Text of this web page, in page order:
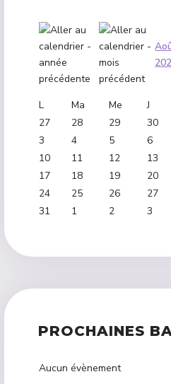
L Ma Me J
27
28 29 30
3
4 5 6
10
11 12 13
17
18 19 20
24
25 26 27
31
1 2 3
PROCHAINES
Aucun évènement